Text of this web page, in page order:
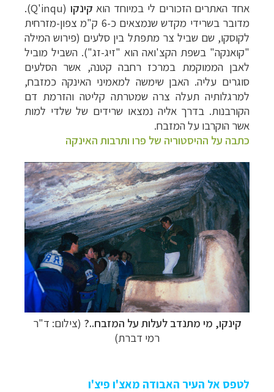
אחד האתרים הזכורים לי במיוחד הוא קינקו (
Q'inqu
).
מדובר בשרידי מקדש שנמצאים כ-6 ק"מ צפון-מזרחית
לקוסקו, שם שביל צר מתפתל בין סלעים (פירוש המילה
"קואנקה" בשפת הקצ'ואה הוא "זיג-זג"). השביל מוביל
לאבן הממוקמת במרכז רחבה קטנה, אשר הסלעים
סוגרים עליה. האבן שימשה למאמיני האינקה כמזבח,
למרגלותיה תעלה צרה שמטרתה קליטה והזרמת דם
הקורבנות. בדרך אליה נמצאו שרידים של שלדי למות
אשר הוקרבו על המזבח.
כתבה על ההיסטוריה של פרו ותרבות האינקה
קינקו, מי מתנדב לעלות על המזבח..? (צילום: ד"ר
רמי דברת)
לטפס אל העיר האבודה מאצ'ו פיצ'ו